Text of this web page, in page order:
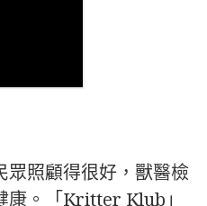
眾照顧得很好，獸醫檢
康。「Kritter Klub」